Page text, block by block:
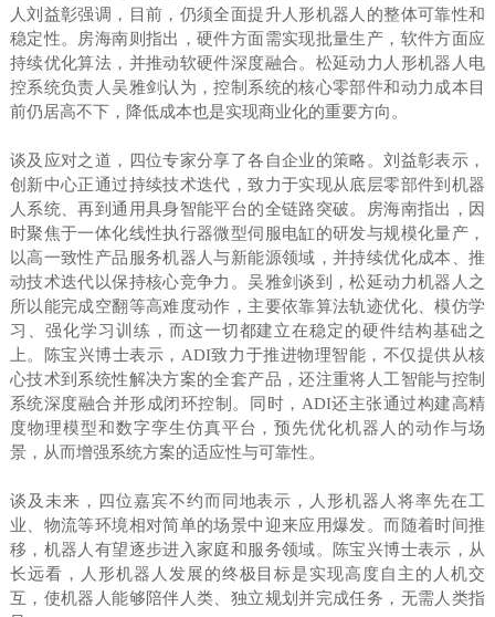
人刘益彰强调，目前，仍须全面提升人形机器人的整体可靠性和
稳定性。房海南则指出，硬件方面需实现批量生产，软件方面应
持续优化算法，并推动软硬件深度融合。松延动力人形机器人电
控系统负责人吴雅剑认为，控制系统的核心零部件和动力成本目
前仍居高不下，降低成本也是实现商业化的重要方向。
谈及应对之道，四位专家分享了各自企业的策略。刘益彰表示，
创新中心正通过持续技术迭代，致力于实现从底层零部件到机器
人系统、再到通用具身智能平台的全链路突破。房海南指出，因
时聚焦于一体化线性执行器微型伺服电缸的研发与规模化量产，
以高一致性产品服务机器人与新能源领域，并持续优化成本、推
动技术迭代以保持核心竞争力。吴雅剑谈到，松延动力机器人之
所以能完成空翻等高难度动作，主要依靠算法轨迹优化、模仿学
习、强化学习训练，而这一切都建立在稳定的硬件结构基础之
上。陈宝兴博士表示，ADI致力于推进物理智能，不仅提供从核
心技术到系统性解决方案的全套产品，还注重将人工智能与控制
系统深度融合并形成闭环控制。同时，ADI还主张通过构建高精
度物理模型和数字孪生仿真平台，预先优化机器人的动作与场
景，从而增强系统方案的适应性与可靠性。
谈及未来，四位嘉宾不约而同地表示，人形机器人将率先在工
业、物流等环境相对简单的场景中迎来应用爆发。而随着时间推
移，机器人有望逐步进入家庭和服务领域。陈宝兴博士表示，从
长远看，人形机器人发展的终极目标是实现高度自主的人机交
互，使机器人能够陪伴人类、独立规划并完成任务，无需人类指